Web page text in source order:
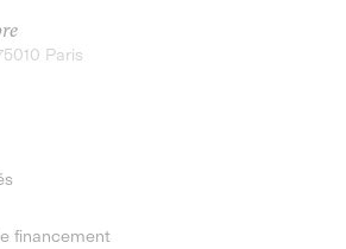
Paris
financement